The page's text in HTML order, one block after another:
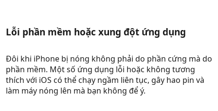
Lỗi phần mềm hoặc xung đột ứng dụng​
Đôi khi iPhone bị nóng không phải do phần cứng mà do
phần mềm. Một số ứng dụng lỗi hoặc không tương
thích với iOS có thể chạy ngầm liên tục, gây hao pin và
làm máy nóng lên mà bạn không để ý.